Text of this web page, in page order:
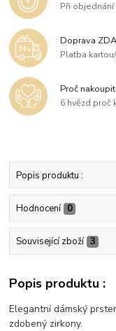
Při objednání
Doprava
Platba
Proč
6 hvězd proč
Popis produktu :
Hodnocení 0
Související zboží 3
Popis produktu :
Elegantní dámský
zdobený zirkony.